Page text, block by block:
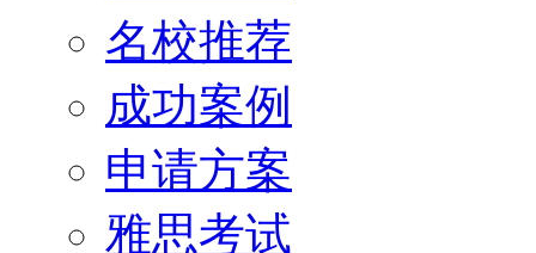
名校推荐
成功案例
申请方案
雅思考试